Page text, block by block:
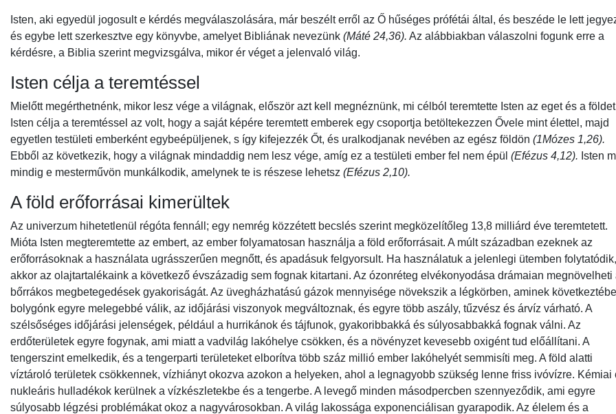
Isten, aki egyedül jogosult e kérdés megválaszolására, már beszélt erről az Ő hűséges prófétái által, és beszéde le lett
és egybe lett szerkesztve egy könyvbe, amelyet Bibliának nevezünk (Máté 24,36). Az alábbiakban válaszolni fogunk erre a
kérdésre, a Biblia szerint megvizsgálva, mikor ér véget a jelenvaló világ.
Isten célja a teremtéssel
Mielőtt megérthetnénk, mikor lesz vége a világnak, először azt kell megnéznünk, mi célból teremtette Isten az eget és a
Isten célja a teremtéssel az volt, hogy a saját képére teremtett emberek egy csoportja betöltekezzen Ővele mint élettel, majd
egyetlen testületi emberként egybeépüljenek, s így kifejezzék Őt, és uralkodjanak nevében az egész földön (1Mózes 1,26).
Ebből az következik, hogy a világnak mindaddig nem lesz vége, amíg ez a testületi ember fel nem épül (Efézus 4,12). Isten
mindig e mesterművön munkálkodik, amelynek te is részese lehetsz (Efézus 2,10).
A föld erőforrásai kimerültek
Az univerzum hihetetlenül régóta fennáll; egy nemrég közzétett becslés szerint megközelítőleg 13,8 milliárd éve teremtetett.
Mióta Isten megteremtette az embert, az ember folyamatosan használja a föld erőforrásait. A múlt században ezeknek az
erőforrásoknak a használata ugrásszerűen megnőtt, és apadásuk felgyorsult. Ha használatuk a jelenlegi ütemben folytatódik,
akkor az olajtartalékaink a következő évszázadig sem fognak kitartani. Az ózonréteg elvékonyodása drámaian megnövelheti
bőrrákos megbetegedések gyakoriságát. Az üvegházhatású gázok mennyisége növekszik a légkörben, aminek
bolygónk egyre melegebbé válik, az időjárási viszonyok megváltoznak, és egyre több aszály, tűzvész és árvíz várható. A
szélsőséges időjárási jelenségek, például a hurrikánok és tájfunok, gyakoribbakká és súlyosabbakká fognak válni. Az
erdőterületek egyre fogynak, ami miatt a vadvilág lakóhelye csökken, és a növényzet kevesebb oxigént tud előállítani. A
tengerszint emelkedik, és a tengerparti területeket elborítva több száz millió ember lakóhelyét semmisíti meg. A föld alatti
víztároló területek csökkennek, vízhiányt okozva azokon a helyeken, ahol a legnagyobb szükség lenne friss ivóvízre. Kémiai
nukleáris hulladékok kerülnek a vízkészletekbe és a tengerbe. A levegő minden másodpercben szennyeződik, ami egyre
súlyosabb légzési problémákat okoz a nagyvárosokban. A világ lakossága exponenciálisan gyarapodik. Az élelem és a